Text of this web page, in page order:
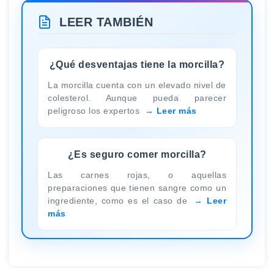
LEER TAMBIÉN
¿Qué desventajas tiene la morcilla?
La morcilla cuenta con un elevado nivel de
colesterol. Aunque pueda parecer
peligroso los expertos
Leer más
¿Es seguro comer morcilla?
Las carnes rojas, o aquellas
preparaciones que tienen sangre como un
ingrediente, como es el caso de
Leer
más